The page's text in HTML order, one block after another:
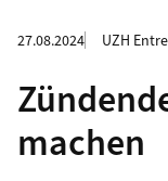
27.08.2024 UZH
machen